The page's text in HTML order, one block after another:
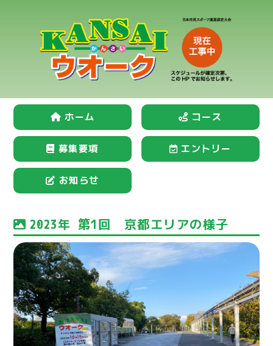
ホーム コース
募集要項 エントリー
お知らせ
2023年 第1回 京都エリアの様子